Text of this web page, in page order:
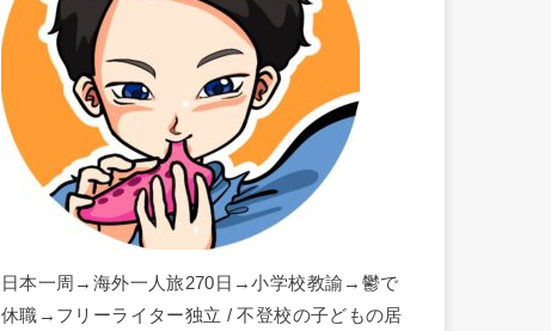
日本一周→海外一人旅270日→小学校教諭→鬱で
休職→フリーライター独立 / 不登校の子どもの居